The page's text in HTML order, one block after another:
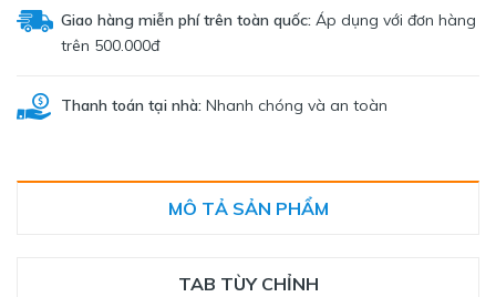
Giao hàng miễn phí trên toàn quốc: Áp dụng với đơn hàng
trên 500.000đ
Thanh toán tại nhà: Nhanh chóng và an toàn
MÔ TẢ SẢN PHẨM
TAB TÙY CHỈNH